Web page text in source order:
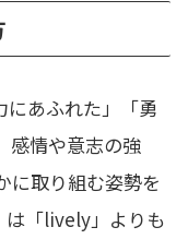
にあふれた」「勇
感情や意志の強
に取り組む姿勢を
「lively」よりも